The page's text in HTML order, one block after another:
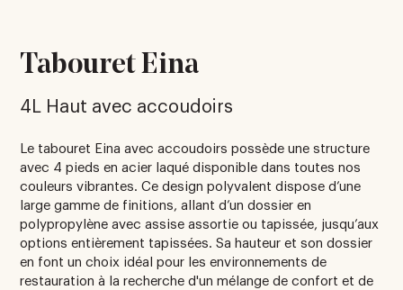
Tabouret Eina
4L Haut avec accoudoirs
Le tabouret Eina avec accoudoirs possède une structure
avec 4 pieds en acier laqué disponible dans toutes nos
couleurs vibrantes. Ce design polyvalent dispose d’une
large gamme de finitions, allant d’un dossier en
polypropylène avec assise assortie ou tapissée, jusqu’aux
options entièrement tapissées. Sa hauteur et son dossier
en font un choix idéal pour les environnements de
restauration à la recherche d'un mélange de confort et de